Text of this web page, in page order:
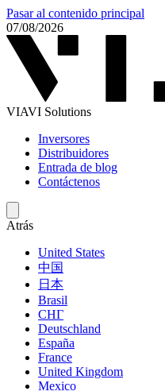
Pasar al contenido principal
07/08/2026
VIAVI Solutions
Inversores
Distribuidores
Entrada de blog
Contáctenos
Atrás
United States
中国
日本
Brasil
СНГ
Deutschland
España
France
United Kingdom
Mexico